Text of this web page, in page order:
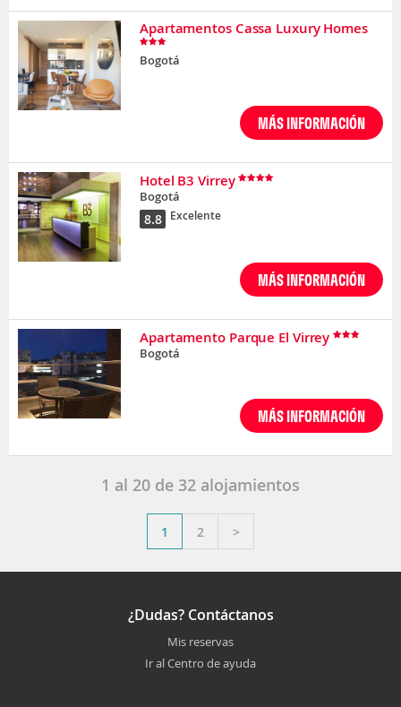
Apartamentos Cassa Luxury Homes
Bogotá
MÁS INFORMACIÓN
Hotel B3 Virrey
Bogotá
8.8 Excelente
MÁS INFORMACIÓN
Apartamento Parque El Virrey
Bogotá
MÁS INFORMACIÓN
1 al 20 de 32 alojamientos
1 2 >
¿Dudas? Contáctanos
Mis reservas
Ir al Centro de ayuda